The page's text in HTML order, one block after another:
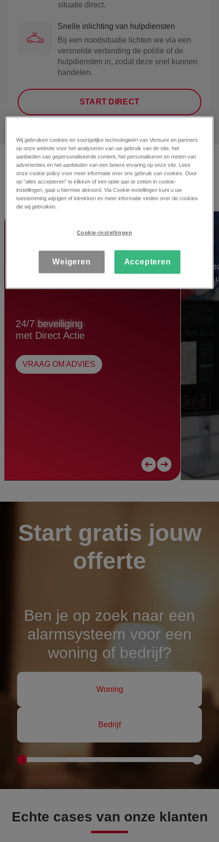
situatie direct.
Snelle inlichting van hulpdiensten
Bij een noodsituatie lichten we via een
versnelde verbinding de politie of de
hulpdiensten in, zodat deze snel kunnen
handelen.
START DIRECT
Verisure
alarmdiensten
24/7 beveiliging
met Direct Actie
VRAAG OM ADVIES
Een
24
Start gratis jouw
offerte
Ben je op zoek naar een
alarmsysteem voor een
woning of bedrijf?
Woning
Bedrijf
Echte cases van onze klanten
Wij gebruiken cookies en soortgelijke technologieën van Verisure en partners
op onze website voor het analyseren van uw gebruik van de site, het
aanbieden van gepersonaliseerde content, het personaliseren en meten van
advertenties en het aanbieden van een betere ervaring op onze site. Lees
onze cookie policy voor meer informatie over ons gebruik van cookies. Door
op “alles accepteren” te klikken of een optie aan te zetten in cookie-
instellingen, gaat u hiermee akkoord. Via Cookie-instellingen kunt u uw
toestemming wijzigen of intrekken en meer informatie vinden over de cookies
die wij gebruiken.
Cookie-instellingen
Weigeren Accepteren